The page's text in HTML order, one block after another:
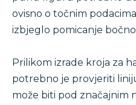
ovisno o točnim
izbjeglo pomicanje
Prilikom izrade kroja za
potrebno je provjeriti
može biti pod značajnim